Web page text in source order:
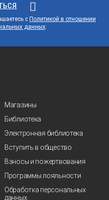
с Политикой в отношении
данных.
Магазины
Библиотека
Электронная библиотека
Вступить в общество
Взносы и пожертвования
Программы лояльности
Обработка персональных
данных